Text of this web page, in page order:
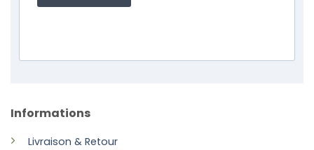
Informations
Livraison & Retour